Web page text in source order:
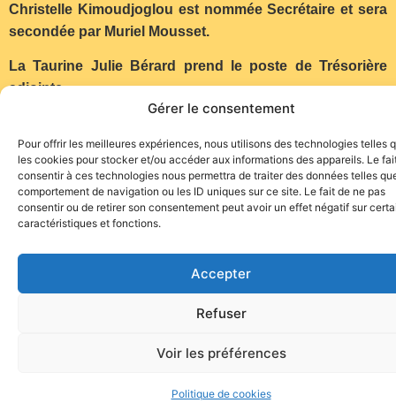
Gérer le consentement
Pour offrir les meilleures expériences, nous utilisons des technologies telles
les cookies pour stocker et/ou accéder aux informations des appareils. Le
consentir à ces technologies nous permettra de traiter des données telles
comportement de navigation ou les ID uniques sur ce site. Le fait de ne pas
consentir ou de retirer son consentement peut avoir un effet négatif sur
caractéristiques et fonctions.
Accepter
Refuser
Voir les préférences
Politique de cookies
Christelle Kimoudjoglou est nommée Secrétaire et sera
secondée par Muriel Mousset.
La Taurine Julie Bérard prend le poste de Trésorière
adjointe.
(Communiqué)
Site de l'association TOROFIESTA